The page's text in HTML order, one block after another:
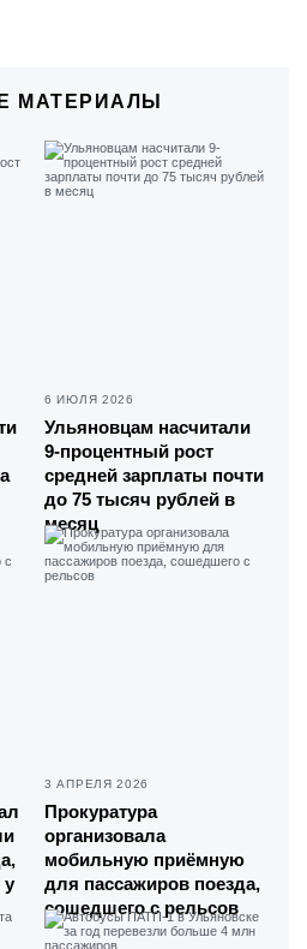
МАТЕРИАЛЫ
6 ИЮЛЯ 2026
Ульяновцам насчитали
9-процентный рост
средней зарплаты почти
до 75 тысяч рублей в
месяц
у
3 АПРЕЛЯ 2026
Прокуратура
организовала
мобильную приёмную
для пассажиров поезда,
сошедшего с рельсов